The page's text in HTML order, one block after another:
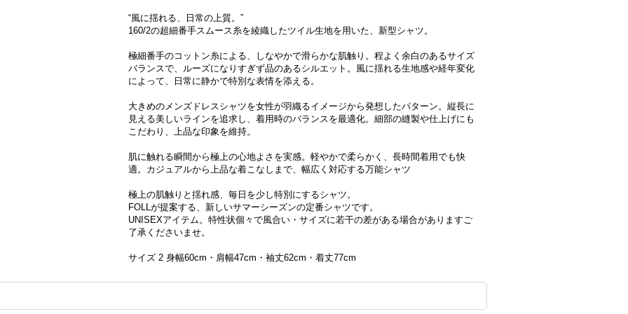
“風に揺れる、日常の上質。”
160/2の超細番手スムース糸を綾織したツイル生地を用いた、新型シャツ。
極細番手のコットン糸による、しなやかで滑らかな肌触り。程よく余白のあるサイズ
バランスで、ルーズになりすぎず品のあるシルエット。風に揺れる生地感や経年変化
によって、日常に静かで特別な表情を添える。
大きめのメンズドレスシャツを女性が羽織るイメージから発想したパターン。縦長に
見える美しいラインを追求し、着用時のバランスを最適化。細部の縫製や仕上げにも
こだわり、上品な印象を維持。
肌に触れる瞬間から極上の心地よさを実感。軽やかで柔らかく、長時間着用でも快
適。カジュアルから上品な着こなしまで、幅広く対応する万能シャツ
極上の肌触りと揺れ感、毎日を少し特別にするシャツ。
FOLLが提案する、新しいサマーシーズンの定番シャツです。
UNISEXアイテム。特性状個々で風合い・サイズに若干の差がある場合がありますご
了承くださいませ。
サイズ 2 身幅60cm・肩幅47cm・袖丈62cm・着丈77cm